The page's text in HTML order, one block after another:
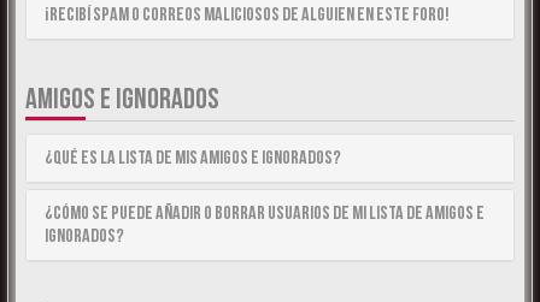
¡Recibí spam o correos maliciosos de alguien en este foro!
AMIGOS E IGNORADOS
¿Qué es la lista de Mis Amigos e Ignorados?
¿Cómo se puede añadir o borrar usuarios de mi lista de Amigos e
Ignorados?